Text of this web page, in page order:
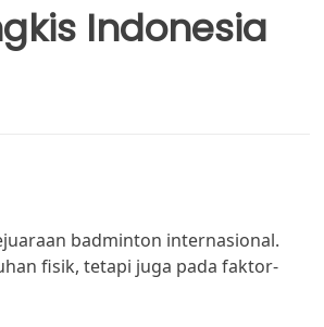
Indonesia
badminton internasional.
fisik, tetapi juga pada faktor-